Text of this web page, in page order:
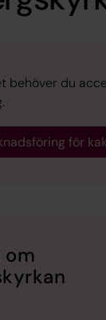
behöver du
för
om